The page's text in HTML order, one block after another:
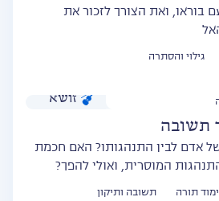
בוראו, ואת הצורך לזכור את
גילוי והסתרה
זושא
תשובה
אדם לבין התנהגותו? האם חכמת
המוסרית, ואולי להפך?
תורה תשובה ותיקון